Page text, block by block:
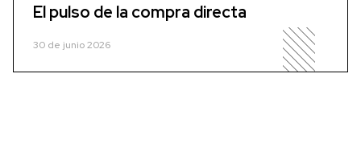
El pulso de la compra directa
30 de junio 2026